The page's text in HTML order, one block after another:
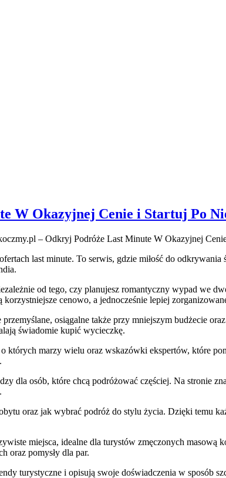
W Okazyjnej Cenie i Startuj Po
– Odkryj Podróże Last Minute W Okazyjnej
last minute. To serwis, gdzie miłość do
od tego, czy planujesz romantyczny wypad we
cenowo, a jednocześnie lepiej
osiągalne także przy mniejszym budżecie
świadomie kupić wycieczkę.
których marzy wielu oraz wskazówki ekspertów, które
dla osób, które chcą podróżować częściej. Na stronie
oraz jak wybrać podróż do stylu życia. Dzięki temu
miejsca, idealne dla turystów zmęczonych masową
oraz pomysły dla par.
turystyczne i opisują swoje doświadczenia w sposób